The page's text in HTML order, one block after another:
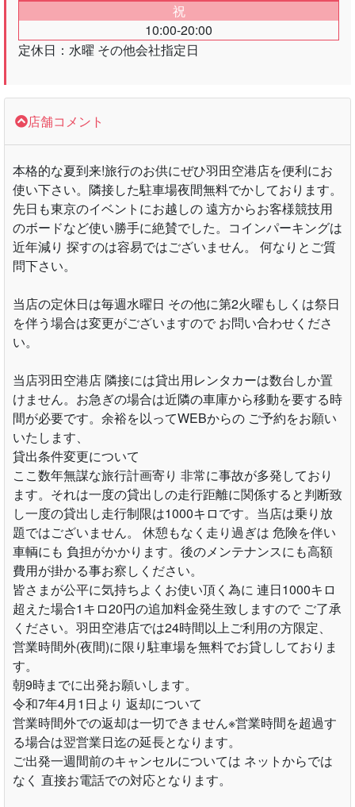
祝
10:00-20:00
定休日：水曜 その他会社指定日
店舗コメント
本格的な夏到来!旅行のお供にぜひ羽田空港店を便利にお
使い下さい。隣接した駐車場夜間無料でかしております。
先日も東京のイベントにお越しの 遠方からお客様競技用
のボードなど使い勝手に絶賛でした。コインパーキングは
近年減り 探すのは容易ではございません。 何なりとご質
問下さい。
当店の定休日は毎週水曜日 その他に第2火曜もしくは祭日
を伴う場合は変更がございますので お問い合わせくださ
い。
当店羽田空港店 隣接には貸出用レンタカーは数台しか置
けません。お急ぎの場合は近隣の車庫から移動を要する時
間が必要です。余裕を以ってWEBからの ご予約をお願い
いたします、
貸出条件変更について
ここ数年無謀な旅行計画寄り 非常に事故が多発しており
ます。それは一度の貸出しの走行距離に関係すると判断致
し一度の貸出し走行制限は1000キロです。当店は乗り放
題ではございません。 休憩もなく走り過ぎは 危険を伴い
車輌にも 負担がかかります。後のメンテナンスにも高額
費用が掛かる事お察しください。
皆さまが公平に気持ちよくお使い頂く為に 連日1000キロ
超えた場合1キロ20円の追加料金発生致しますので ご了承
ください。羽田空港店では24時間以上ご利用の方限定、
営業時間外(夜間)に限り駐車場を無料でお貸ししておりま
す。
朝9時までに出発お願いします。
令和7年4月1日より 返却について
営業時間外での返却は一切できません※営業時間を超過す
る場合は翌営業日迄の延長となります。
ご出発一週間前のキャンセルについては ネットからでは
なく 直接お電話での対応となります。